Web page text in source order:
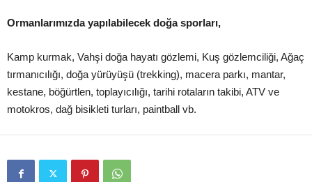
Ormanlarımızda yapılabilecek doğa sporları,
Kamp kurmak, Vahşi doğa hayatı gözlemi, Kuş gözlemciliği, Ağaç
tırmanıcılığı, doğa yürüyüşü (trekking), macera parkı, mantar,
kestane, böğürtlen, toplayıcılığı, tarihi rotaların takibi, ATV ve
motokros, dağ bisikleti turları, paintball vb.